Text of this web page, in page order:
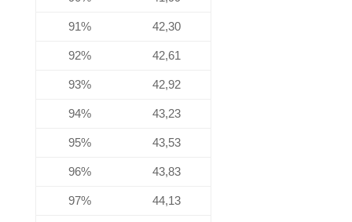
91% 42,30
92% 42,61
93% 42,92
94% 43,23
95% 43,53
96% 43,83
97% 44,13